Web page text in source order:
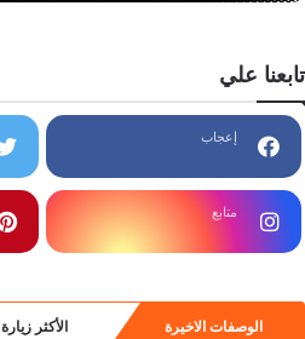
تابعنا علي
إعجاب
متابع
الوصفات الاخيرة الأكثر زيارة